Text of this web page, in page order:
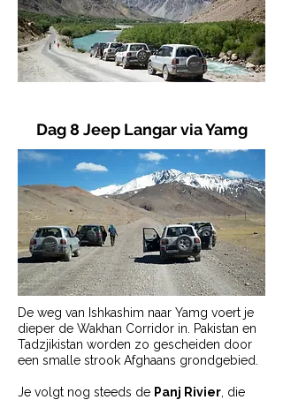
Dag 8 Jeep Langar via Yamg
De weg van Ishkashim naar Yamg voert je
dieper de Wakhan Corridor in. Pakistan en
Tadzjikistan worden zo gescheiden door
een smalle strook Afghaans grondgebied.
Je volgt nog steeds de Panj Rivier , die